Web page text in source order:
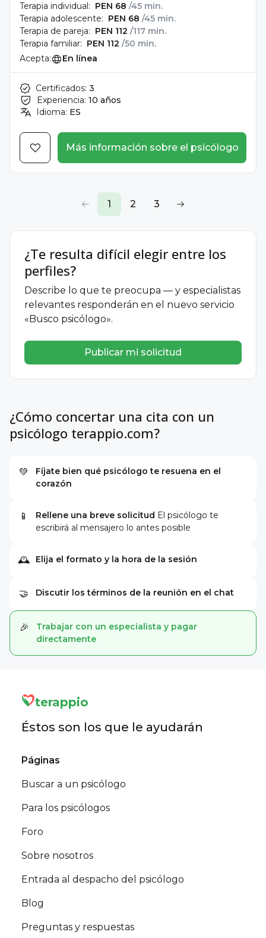
Terapia individual: PEN 68 /45 min.
Terapia adolescente: PEN 68 /45 min.
Terapia de pareja: PEN 112 /117 min.
Terapia familiar: PEN 112 /50 min.
Acepta:
En línea
Certificados: 3
Experiencia: 10 años
Idioma: ES
Más información sobre el psicólogo
1 2 3
¿Te resulta difícil elegir entre los
perfiles?
Describe lo que te preocupa — y especialistas
relevantes responderán en el nuevo servicio
«Busco psicólogo».
Publicar mi solicitud
¿Cómo concertar una cita con un
psicólogo terappio.com?
💚
Fíjate bien qué psicólogo te resuena en el
corazón
📱 Rellene una breve solicitud El psicólogo te
escribirá al mensajero lo antes posible
🕰 Elija el formato y la hora de la sesión
🤝 Discutir los términos de la reunión en el chat
🎉
Trabajar con un especialista y pagar
directamente
terappio
Éstos son los que le ayudarán
Páginas
Buscar a un psicólogo
Para los psicólogos
Foro
Sobre nosotros
Entrada al despacho del psicólogo
Blog
Preguntas y respuestas